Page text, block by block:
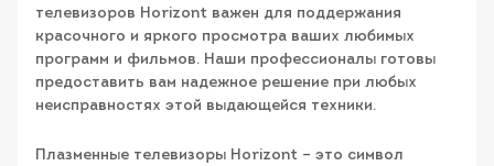
телевизоров Horizont важен для поддержания
красочного и яркого просмотра ваших любимых
программ и фильмов. Наши профессионалы готовы
предоставить вам надежное решение при любых
неисправностях этой выдающейся техники.
Плазменные телевизоры Horizont – это символ